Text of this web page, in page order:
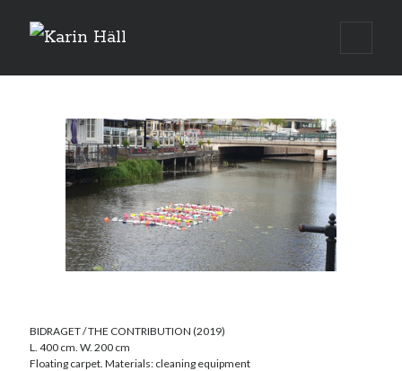
Karin
primary
menu
BIDRAGET / THE CONTRIBUTION (2019)
L. 400 cm. W. 200 cm
Floating carpet. Materials: cleaning equipment